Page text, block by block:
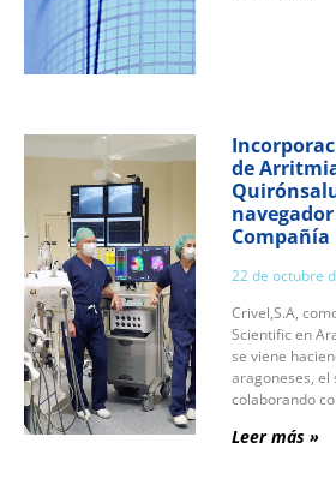
de
22 de octubre
Crivel,S.A,
Scientific en
se viene
aragoneses, el
colaborando
Leer más »